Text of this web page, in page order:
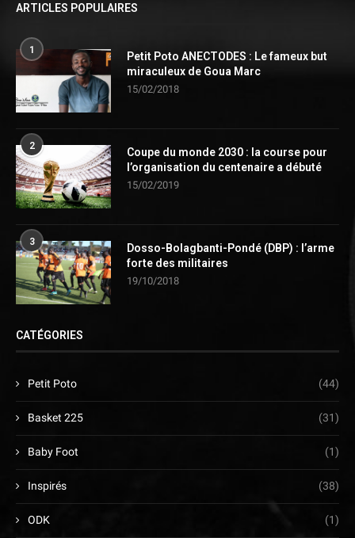
ARTICLES POPULAIRES
1
Petit Poto ANECTODES : Le fameux but
miraculeux de Goua Marc
15/02/2018
2
Coupe du monde 2030 : la course pour
l’organisation du centenaire a débuté
15/02/2019
3
Dosso-Bolagbanti-Pondé (DBP) : l’arme
forte des militaires
19/10/2018
CATÉGORIES
Petit Poto (44)
Basket 225 (31)
Baby Foot (1)
Inspirés (38)
ODK (1)